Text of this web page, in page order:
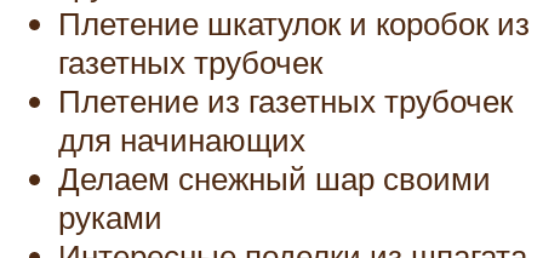
Плетение шкатулок и коробок из
газетных трубочек
Плетение из газетных трубочек
для начинающих
Делаем снежный шар своими
руками